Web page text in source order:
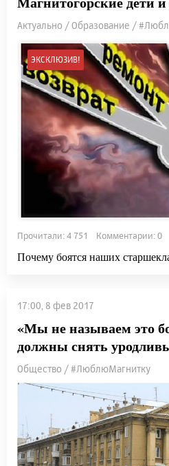
Актуально / Образование /
ЭКСКЛЮЗИВ!
Прочитали: 4 751 Комментарии: 0
Почему боятся наших
17:00, 8 фев 2017
«Мы не называем это
должны снять
Общество / #ЛюблюМагнитку